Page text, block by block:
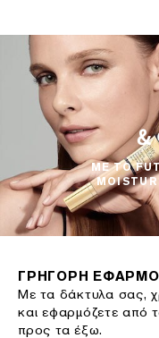
&
ΜΕ ΤΟ
ΓΡΗΓΟΡΗ
Με τα δάκτυλα σας,
και εφαρμόζετε από
προς τα έξω.